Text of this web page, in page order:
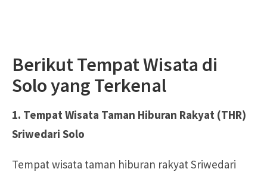
Berikut Tempat Wisata di
Solo yang Terkenal
1. Tempat Wisata Taman Hiburan Rakyat (THR)
Sriwedari Solo
Tempat wisata taman hiburan rakyat Sriwedari